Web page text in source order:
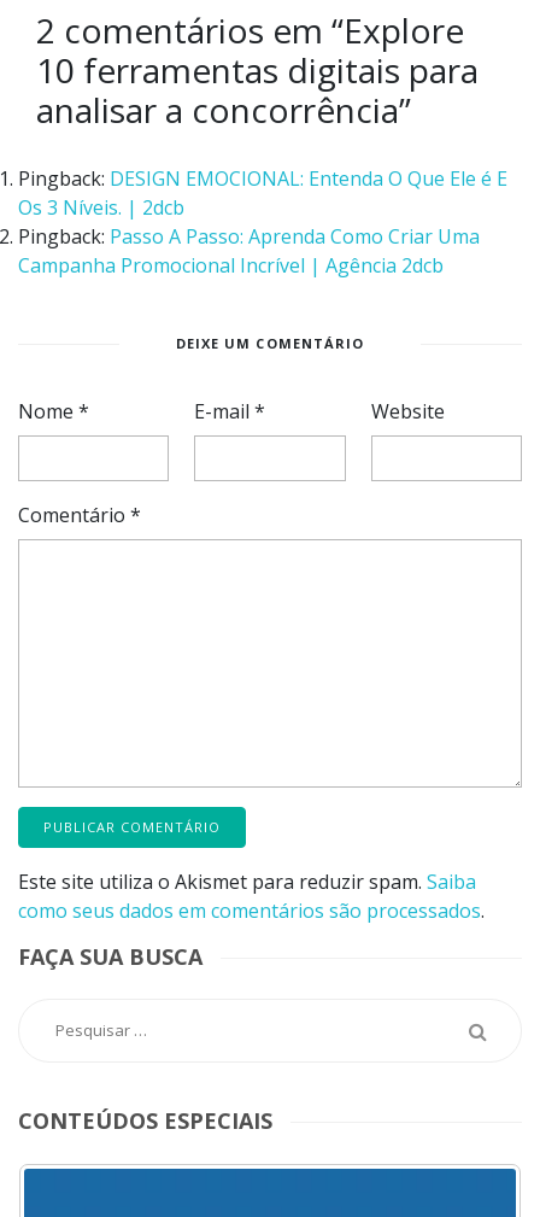
2 comentários em “Explore
10 ferramentas digitais para
analisar a concorrência”
Pingback: DESIGN EMOCIONAL: Entenda O Que Ele é E
Os 3 Níveis. | 2dcb
Pingback: Passo A Passo: Aprenda Como Criar Uma
Campanha Promocional Incrível | Agência 2dcb
DEIXE UM COMENTÁRIO
Nome * E-mail* Website
Comentário *
Este site utiliza o Akismet para reduzir spam. Saiba
como seus dados em comentários são processados.
FAÇA SUA BUSCA
CONTEÚDOS ESPECIAIS